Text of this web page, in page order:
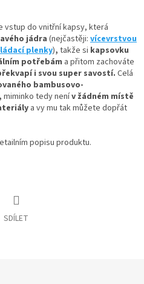
vstup do vnitřní kapsy, která
jádra (nejčastěji: vícevrstvou
plenky), takže si kapsovku
potřebám a přitom zachováte
i svou super savostí. Celá
bambusovo-
miminko tedy nenív žádném místě
a vy mu tak můžete dopřát
popisu produktu.
SDÍLET